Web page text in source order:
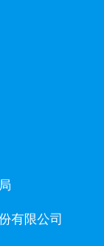
有限公司